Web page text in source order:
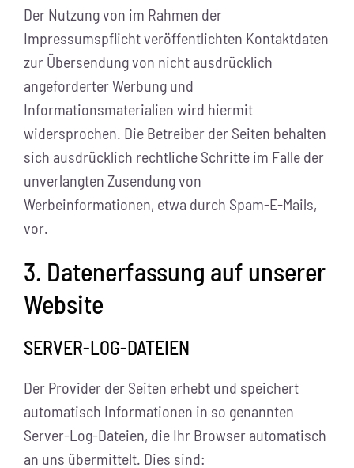
Der Nutzung von im Rahmen der
Impressumspflicht veröffentlichten Kontaktdaten
zur Übersendung von nicht ausdrücklich
angeforderter Werbung und
Informationsmaterialien wird hiermit
widersprochen. Die Betreiber der Seiten behalten
sich ausdrücklich rechtliche Schritte im Falle der
unverlangten Zusendung von
Werbeinformationen, etwa durch Spam-E-Mails,
vor.
3. Datenerfassung auf unserer
Website
SERVER-LOG-DATEIEN
Der Provider der Seiten erhebt und speichert
automatisch Informationen in so genannten
Server-Log-Dateien, die Ihr Browser automatisch
an uns übermittelt. Dies sind: